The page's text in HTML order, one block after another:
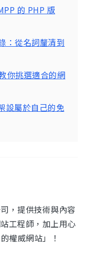
的 PHP 版
：從名詞釐清到
你挑選適合的網
設屬於自己的免
，提供技術與內容
工程師，加上用心
權威網站」！